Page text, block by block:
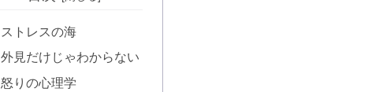
ストレスの海
外見だけじゃわからない
怒りの心理学